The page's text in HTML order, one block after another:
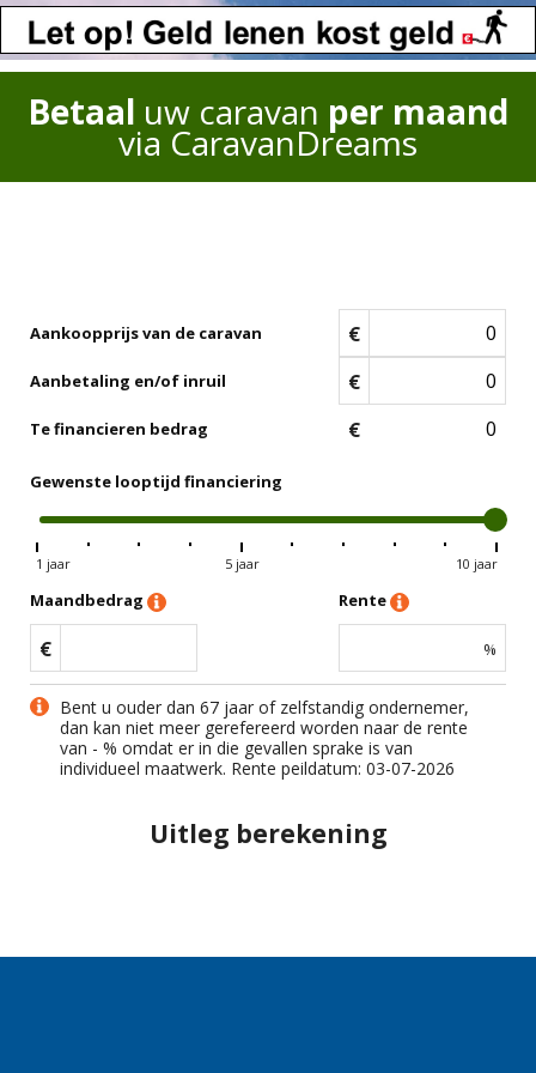
Betaal uw caravan per maand
via CaravanDreams
Aankoopprijs van de caravan €
Aanbetaling en/of inruil €
Te financieren bedrag €
Gewenste looptijd financiering
1 jaar 5 jaar 10 jaar
Maandbedrag
€
Rente
%
Bent u ouder dan 67 jaar of zelfstandig ondernemer,
dan kan niet meer gerefereerd worden naar de rente
van - % omdat er in die gevallen sprake is van
individueel maatwerk. Rente peildatum: 03-07-2026
Uitleg berekening